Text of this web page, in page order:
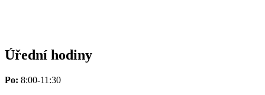
Úřední hodiny
Po: 8:00-11:30